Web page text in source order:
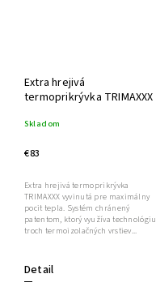
Extra hrejivá
termoprikrývka TRIMAXXX
Skladom
€83
Detail
Extra hrejivá termoprikrývka
TRIMAXXX vyvinutá pre maximálny
pocit tepla. Systém chránený
patentom, ktorý využíva technológiu
troch termoizolačných vrstiev...